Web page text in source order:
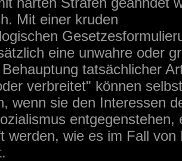
Mit einer kruden
eine unwahre oder
tatsächlicher
verbreitet" können
wenn sie den Interessen
entgegenstehen,
werden, wie es im Fall